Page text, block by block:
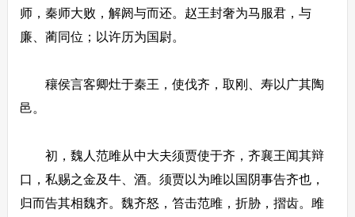
师，秦师大败，解阏与而还。赵王封奢为马服君，与
廉、蔺同位；以许历为国尉。
穰侯言客卿灶于秦王，使伐齐，取刚、寿以广其陶
邑。
初，魏人范雎从中大夫须贾使于齐，齐襄王闻其辩
口，私赐之金及牛、酒。须贾以为雎以国阴事告齐也，
归而告其相魏齐。魏齐怒，笞击范雎，折胁，摺齿。雎